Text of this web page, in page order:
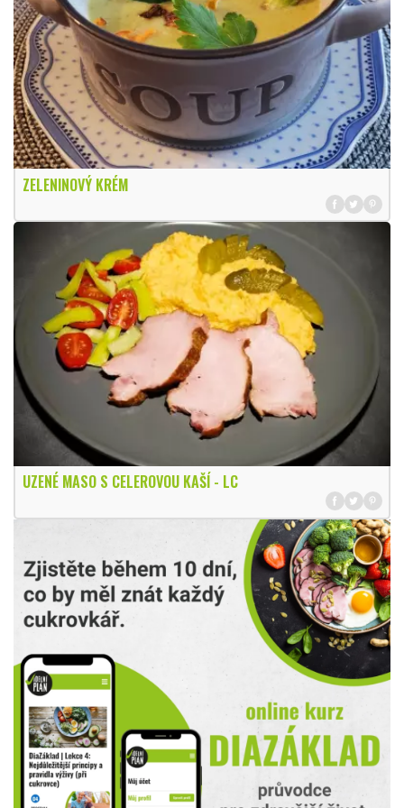
ZELENINOVÝ KRÉM
UZENÉ MASO S CELEROVOU KAŠÍ - LC